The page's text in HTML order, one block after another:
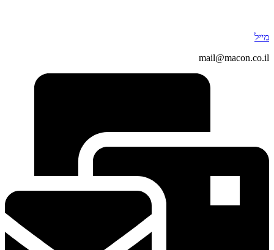
מייל
mail@macon.co.il